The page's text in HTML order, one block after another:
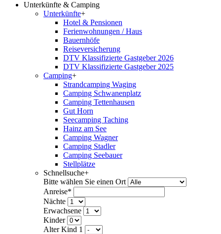
Unterkünfte & Camping
Unterkünfte+
Hotel & Pensionen
Ferienwohnungen / Haus
Bauernhöfe
Reiseversicherung
DTV Klassifizierte Gastgeber 2026
DTV Klassifizierte Gastgeber 2025
Camping+
Strandcamping Waging
Camping Schwanenplatz
Camping Tettenhausen
Gut Horn
Seecamping Taching
Hainz am See
Camping Wagner
Camping Stadler
Camping Seebauer
Stellplätze
Schnellsuche+
Bitte wählen Sie einen Ort
Anreise*
Nächte
Erwachsene
Kinder
Alter Kind 1